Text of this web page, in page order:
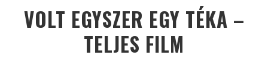
VOLT EGYSZER EGY TÉKA –
TELJES FILM